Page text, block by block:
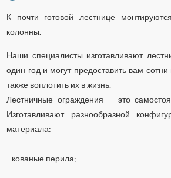
К почти готовой лестнице
колонны.
Наши специалисты изготавливают
один год и могут предоставить вам сотни
также воплотить их в жизнь.
Лестничные ограждения — это
Изготавливают разнообразной
материала:
· кованые перила;